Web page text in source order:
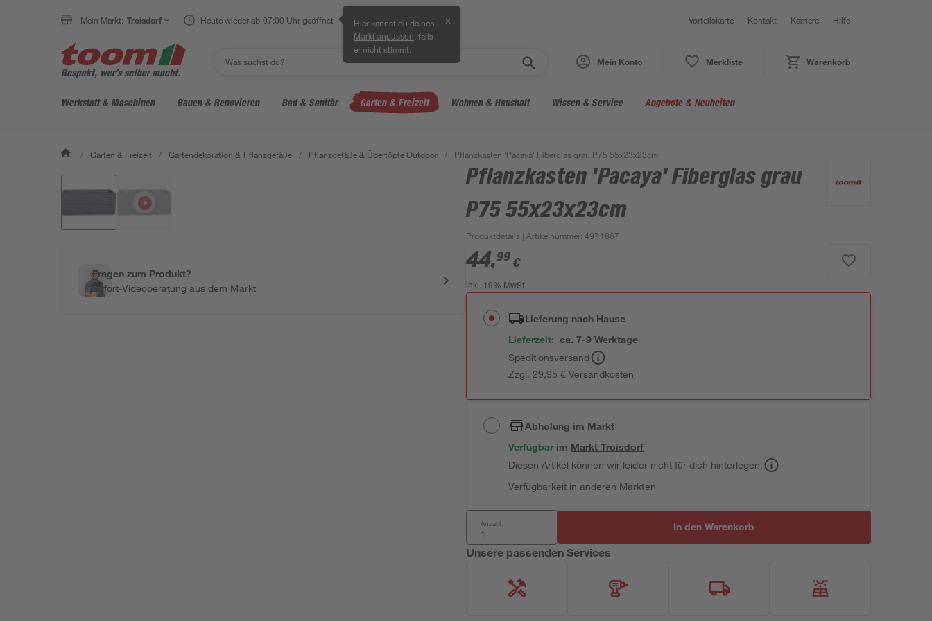
Mein Markt: Troisdorf Heute wieder ab 07:00 Uhr geöffnet Hier kannst du deinen
Markt anpassen , falls
er nicht stimmt.
✕ Vorteilskarte Kontakt Karriere Hilfe
Mein Konto Merkliste Warenkorb
Werkstatt & Maschinen Bauen & Renovieren Bad & Sanitär Garten & Freizeit Wohnen & Haushalt Wissen & Service Angebote & Neuheiten
/ Garten & Freizeit / Gartendekoration & Pflanzgefäße / Pflanzgefäße & Übertöpfe Outdoor / Pflanzkasten 'Pacaya' Fiberglas grau P75 55x23x23cm
Fragen zum Produkt?
Sofort-Videoberatung aus dem Markt
Pflanzkasten 'Pacaya' Fiberglas grau
P75 55x23x23cm
Produktdetails | Artikelnummer:4971867
44,99 €
inkl. 19% MwSt.
Lieferung nach Hause
Lieferzeit: ca. 7-9 Werktage
Speditionsversand
Zzgl. 29,95 € Versandkosten
Abholung im Markt
Verfügbar im MarktTroisdorf
Diesen Artikel können wir leider nicht für dich hinterlegen.
Verfügbarkeit in anderen Märkten
Anzahl: In den Warenkorb
Unsere passenden Services